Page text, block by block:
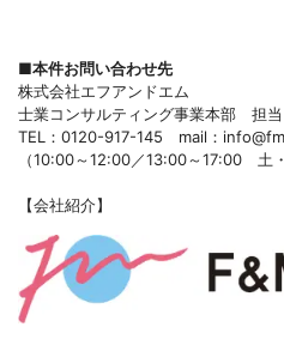
■本件お問い合わせ先
株式会社エフアンドエム
士業コンサルティング事業本部 担当
TEL：0120-917-145 mail：
（10:00～12:00／13:00～17:00 土
【会社紹介】